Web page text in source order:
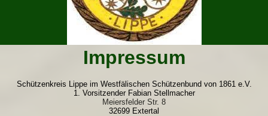
Impressum
Schützenkreis Lippe im Westfälischen Schützenbund von 1861 e.V.
1. Vorsitzender Fabian Stellmacher
Meiersfelder Str. 8
32699 Extertal